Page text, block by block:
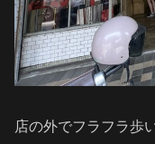
店の外でフラフラ歩